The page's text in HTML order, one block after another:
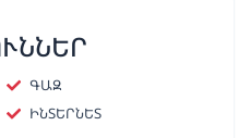
ԳԱԶ
ԻՆՏԵՐՆԵՏ